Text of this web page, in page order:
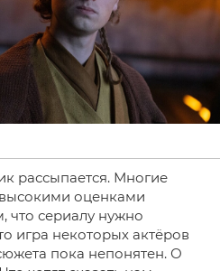
рассыпается. Многие
оценками
что сериалу нужно
игра некоторых актёров
пока непонятен. О